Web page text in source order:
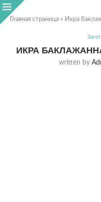
Главная страница » Икра
ИКРА
written by